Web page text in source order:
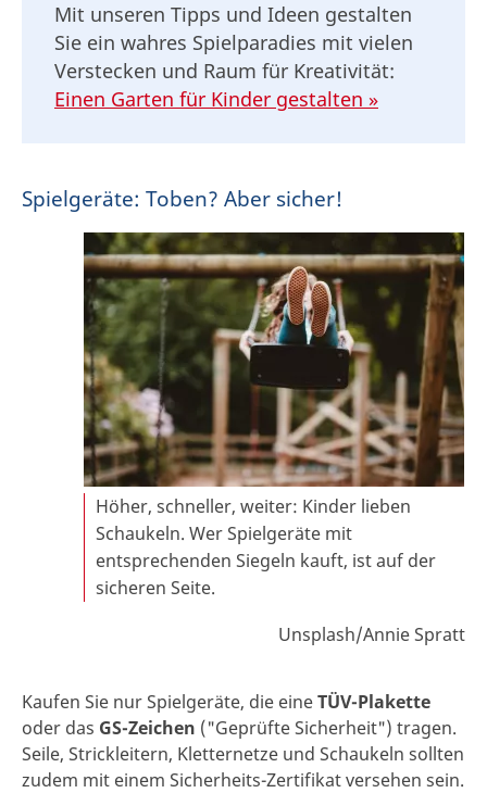
Mit unseren Tipps und Ideen gestalten
Sie ein wahres Spielparadies mit vielen
Verstecken und Raum für Kreativität:
Einen Garten für Kinder gestalten »
Spielgeräte: Toben? Aber sicher!
Höher, schneller, weiter: Kinder lieben
Schaukeln. Wer Spielgeräte mit
entsprechenden Siegeln kauft, ist auf der
sicheren Seite.
Unsplash/Annie Spratt
Kaufen Sie nur Spielgeräte, die eineTÜV-Plakette
oder das GS-Zeichen ("Geprüfte Sicherheit") tragen.
Seile, Strickleitern, Kletternetze und Schaukeln sollten
zudem mit einem Sicherheits-Zertifikat versehen sein.